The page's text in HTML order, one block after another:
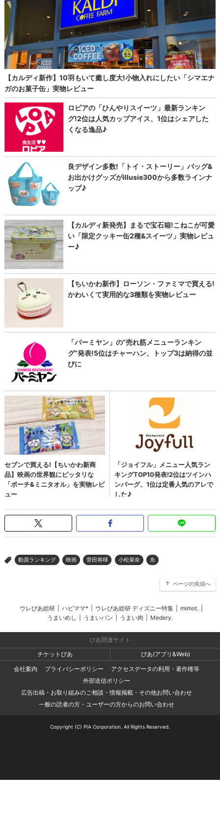
> 動員ランキング 映画 菅田将暉 小松菜奈 糸
ページの先頭へ
ウレぴあ総研 ハピママ* ウレぴあ総研 ディズニー特集 mimot.
うまいめし
うまいパン うまい肉 Medery.
ぴあ関連サイト
チケットぴあ
ぴあ(アプリ&Web)
会社案内
プライバシーポリシー
アクセスデータの利用・著作権等
外部送信ポリシー
広告出稿・お取り組みのご相談・情報掲載・その他お問い合わせ
一般の読者の方・ユーザーの方からのお問い合わせ
Copyright (C) PIA Corporation. All Rights Reserved.